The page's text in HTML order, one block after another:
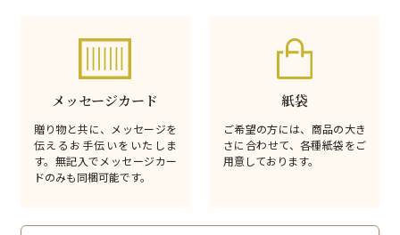
メッセージカード
贈り物と共に、メッセージを
伝えるお手伝いをいたしま
す。無記入でメッセージカー
ドのみも同梱可能です。
紙袋
ご希望の方には、商品の大き
さに合わせて、各種紙袋をご
用意しております。